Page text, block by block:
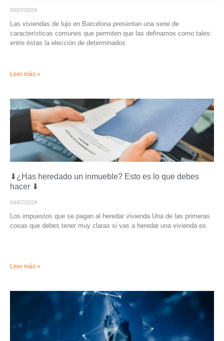
09/07/2024
Las viviendas de lujo en Barcelona presentan una serie de
características comunes que permiten que las definamos como tales:
entre éstas la elección de determinados
Leer más »
⬇¿Has heredado un inmueble? Esto es lo que debes
hacer ⬇
04/07/2024
Los impuestos que se pagan al heredar vivienda Una de las primeras
cosas que debes tener muy claras si vas a heredar una vivienda es
Leer más »